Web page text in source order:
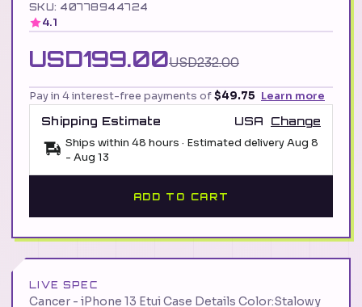
SKU: 40778944724
4.1
USD199.00USD232.00
Pay in 4 interest-free payments of$49.75 Learn more
Shipping Estimate
USA
Change
Ships within 48 hours · Estimated deliveryAug 8
- Aug 13
ADD TO CART
LIVE SPEC
Cancer - iPhone 13 Etui Case Details Color:Stalowy